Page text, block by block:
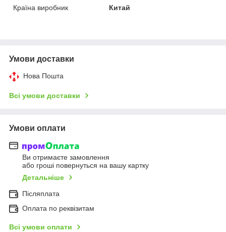
Країна виробник
Китай
Умови доставки
Нова Пошта
Всі умови доставки
Умови оплати
Ви отримаєте замовлення
або гроші повернуться на вашу картку
Детальніше
Післяплата
Оплата по реквізитам
Всі умови оплати